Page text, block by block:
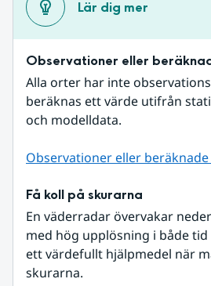
Lär dig mer
Observationer eller
Alla orter har inte
beräknas ett värde utifrån
och modelldata.
Observationer eller beräknade
Få koll på skurarna
En väderradar övervakar
med hög upplösning i både
ett värdefullt hjälpmedel när
skurarna.